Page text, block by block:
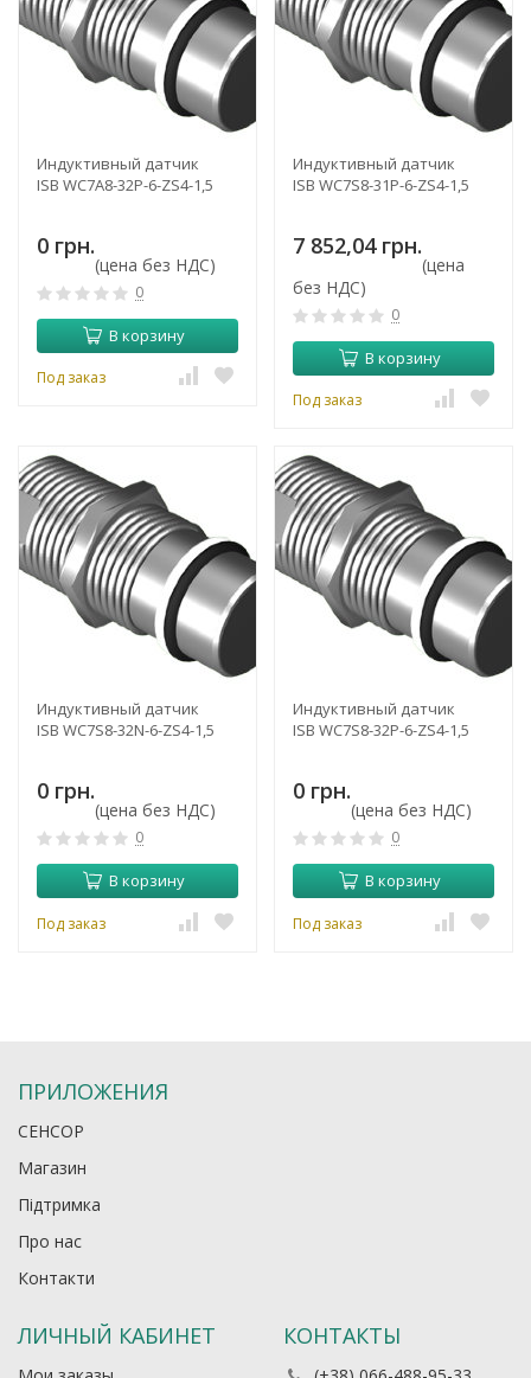
Индуктивный датчик
ISB WC7A8-32P-6-ZS4-1,5
0 грн.
(цена без НДС)
0
В корзину
Под заказ
Индуктивный датчик
ISB WC7S8-31P-6-ZS4-1,5
7 852,04 грн.
(цена
без НДС)
0
В корзину
Под заказ
Индуктивный датчик
ISB WC7S8-32N-6-ZS4-1,5
0 грн.
(цена без НДС)
0
В корзину
Под заказ
Индуктивный датчик
ISB WC7S8-32P-6-ZS4-1,5
0 грн.
(цена без НДС)
0
В корзину
Под заказ
ПРИЛОЖЕНИЯ
СЕНСОР
Магазин
Підтримка
Про нас
Контакти
ЛИЧНЫЙ КАБИНЕТ КОНТАКТЫ